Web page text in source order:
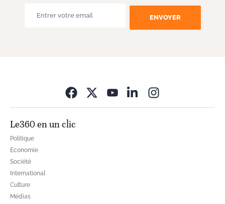
ENVOYER
Le360 en un clic
Politique
Economie
Société
International
Culture
Médias